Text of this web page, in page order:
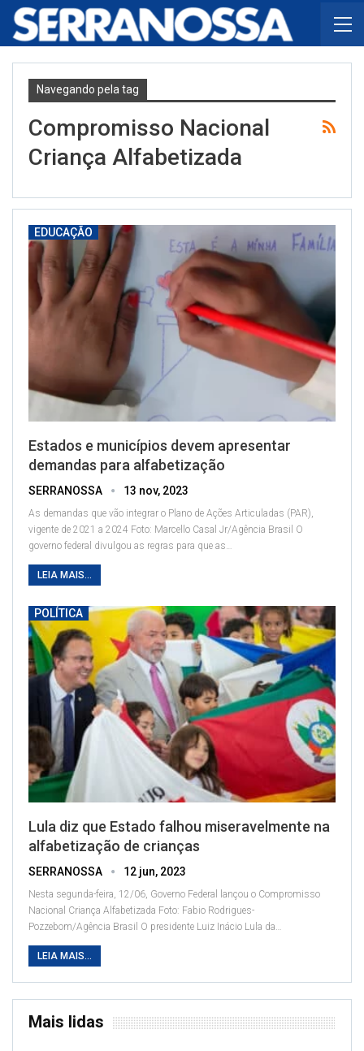
Navegando pela tag
Compromisso Nacional
Criança Alfabetizada
EDUCAÇÃO
Estados e municípios devem apresentar
demandas para alfabetização
SERRANOSSA 13 nov, 2023
As demandas que vão integrar o Plano de Ações Articuladas (PAR),
vigente de 2021 a 2024 Foto: Marcello Casal Jr/Agência Brasil O
governo federal divulgou as regras para que as…
LEIA MAIS...
POLÍTICA
Lula diz que Estado falhou miseravelmente na
alfabetização de crianças
SERRANOSSA 12 jun, 2023
Nesta segunda-feira, 12/06, Governo Federal lançou o Compromisso
Nacional Criança Alfabetizada Foto: Fabio Rodrigues-
Pozzebom/Agência Brasil O presidente Luiz Inácio Lula da…
LEIA MAIS...
Mais lidas